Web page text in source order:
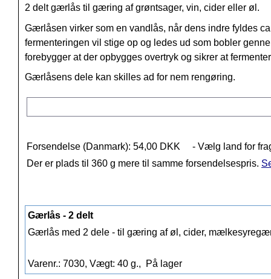
2 delt gærlås til gæring af grøntsager, vin, cider eller øl.
Gærlåsen virker som en vandlås, når dens indre fyldes
fermenteringen vil stige op og ledes ud som bobler
forebygger at der opbygges overtryk og sikrer at
Gærlåsens dele kan skilles ad for nem rengøring.
Forsendelse (Danmark): 54,00 DKK
- Vælg land for
Der er plads til 360 g mere til samme forsendelsespris.
Gærlås - 2 delt
Gærlås med 2 dele - til gæring af øl, cider,
Varenr.: 7030, Vægt: 40 g., På lager